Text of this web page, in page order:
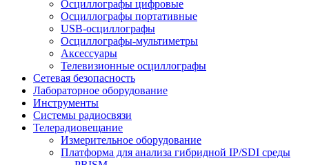
Осциллографы цифровые
Осциллографы портативные
USB-осциллографы
Осциллографы-мультиметры
Аксессуары
Телевизионные осциллографы
Сетевая безопасность
Лабораторное оборудование
Инструменты
Системы радиосвязи
Телерадиовещание
Измерительное оборудование
Платформа для анализа гибридной IP/SDI среды